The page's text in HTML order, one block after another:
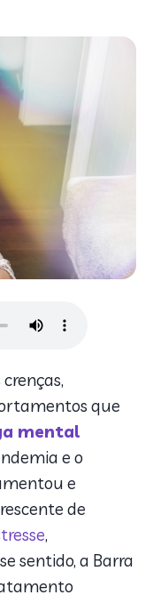
que
mental
e o
e
de
,
sentido, a Barra